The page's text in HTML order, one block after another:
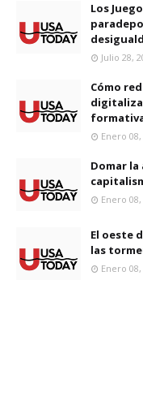
Los
Julio 28,
Cómo
Enero 08,
Domar la
Enero 08,
El oeste
las
Enero 08,